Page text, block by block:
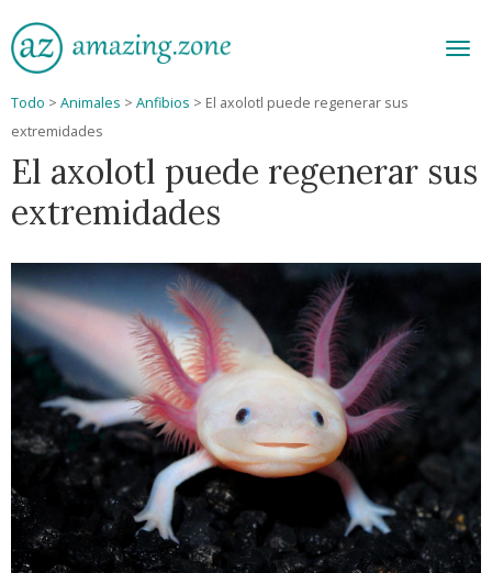
Todo > Animales > Anfibios > El axolotl puede regenerar sus
extremidades
El axolotl puede regenerar sus
extremidades